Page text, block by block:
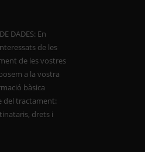
DADES: En
de les
de les vostres
a la vostra
bàsica
del tractament:
drets i